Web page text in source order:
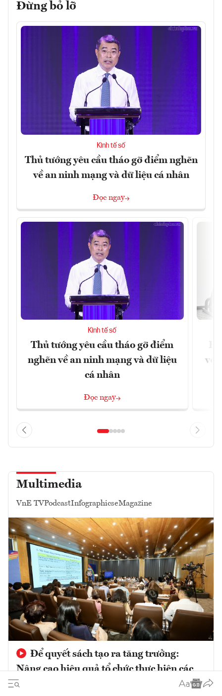
Đừng bỏ lỡ
Kinh tế số
Thủ tướng yêu cầu tháo gỡ điểm nghẽn
về an ninh mạng và dữ liệu cá nhân
Đọc ngay
Kinh tế số
Thủ tướng yêu cầu tháo gỡ điểm
nghẽn về an ninh mạng và dữ liệu
cá nhân
Đọc ngay
với
Multimedia
VnE TVPodcastInfographicseMagazine
Để quyết sách tạo ra tăng trưởng:
Nâng cao hiệu quả tổ chức thực hiện các
chủ trương phát triển trong giai đoạn mới